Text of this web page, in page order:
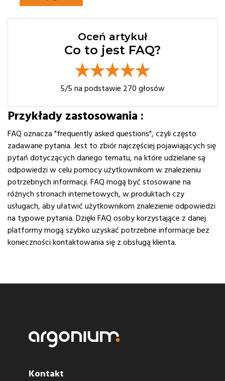
Oceń artykuł
Co to jest FAQ?
5/5 na podstawie 270 głosów
Przykłady zastosowania :
FAQ oznacza "frequently asked questions", czyli często
zadawane pytania. Jest to zbiór najczęściej pojawiających się
pytań dotyczących danego tematu, na które udzielane są
odpowiedzi w celu pomocy użytkownikom w znalezieniu
potrzebnych informacji. FAQ mogą być stosowane na
różnych stronach internetowych, w produktach czy
usługach, aby ułatwić użytkownikom znalezienie odpowiedzi
na typowe pytania. Dzięki FAQ osoby korzystające z danej
platformy mogą szybko uzyskać potrzebne informacje bez
konieczności kontaktowania się z obsługą klienta.
Kontakt